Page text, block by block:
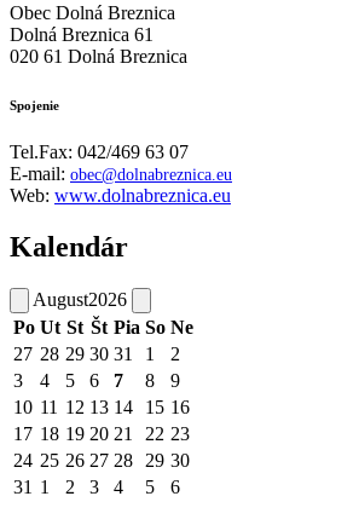
Obec Dolná Breznica
Dolná Breznica 61
020 61 Dolná Breznica
Spojenie
Tel.Fax: 042/469 63 07
E-mail: obec@dolnabreznica.eu
Web: www.dolnabreznica.eu
Kalendár
August2026
Po Ut St Št Pia So Ne
27 28 29 30 31 1
2
3
4 5 6 7 8
9
10 11 12 13 14 15 16
17 18 19 20 21 22 23
24 25 26 27 28 29 30
31 1 2 3 4 5 6